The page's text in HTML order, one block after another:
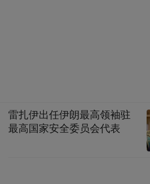
雷扎伊出任伊朗最高领袖驻
最高国家安全委员会代表